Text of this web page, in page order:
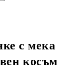
с мека
косъм